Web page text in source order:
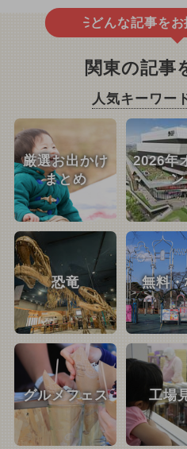
どんな記事を
関東の記事
人気キーワー
厳選お出かけ
まとめ
2026年
ン
恐竜 無料
グルメフェス 工場